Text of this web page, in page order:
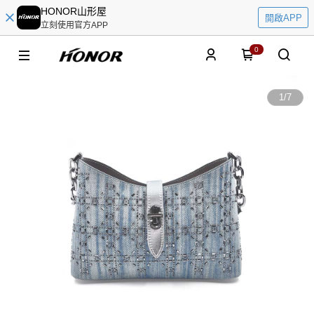
HONOR山形屋
立刻使用官方APP
開啟APP
0
1/7